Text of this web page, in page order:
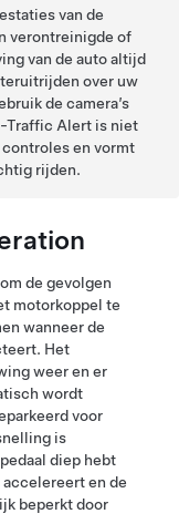
van de
verontreinigde of
van de auto altijd
over uw
de camera’s
Traffic Alert is niet
en vormt
rijden.
de gevolgen
motorkoppel te
wanneer de
Het
weer en er
wordt
voor
is
diep hebt
accelereert en de
beperkt door